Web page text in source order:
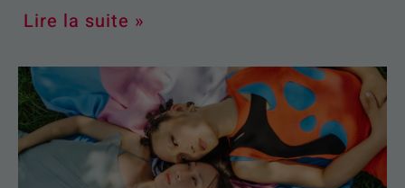
Lire la suite »